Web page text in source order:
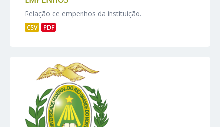
Relação de empenhos da instituição.
CSV PDF